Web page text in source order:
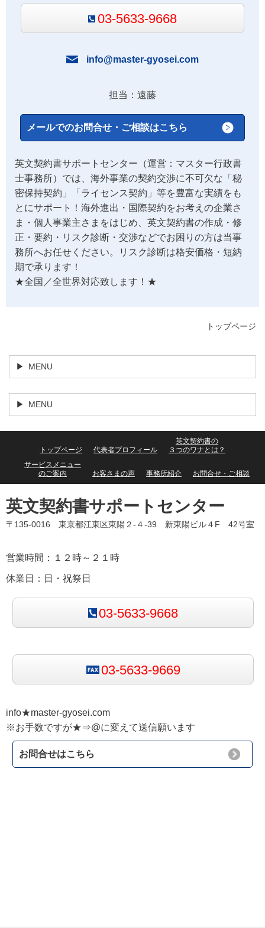
03-5633-9668
info@master-gyosei.com
担当：遠藤
メールでのお問合せ・ご相談はこちら
英文契約書サポートセンター（運営：マスター行政書
士事務所）では、海外事業の契約交渉に不可欠な「秘
密保持契約」「ライセンス契約」等を豊富な実績をも
とにサポート！海外進出・国際契約をお考えの企業さ
ま・個人事業主さまをはじめ、英文契約書の作成・修
正・要約・リスク診断・交渉などでお困りの方は当事
務所へお任せください。リスク診断は格安価格・短納
期で承ります！
★全国／全世界対応致します！★
トップページ
MENU
MENU
トップページ 代表者プロフィール
英文契約書の
３つのワナとは？
サービスメニュー
のご案内
お客さまの声 事務所紹介 お問合せ・ご相談
英文契約書サポートセンター
〒135-0016 東京都江東区東陽２-４-39 新東陽ビル４F 42号室
営業時間：１２時～２１時
休業日：日・祝祭日
03-5633-9668
03-5633-9669
info★master-gyosei.com
※お手数ですが★⇒@に変えて送信願います
お問合せはこちら